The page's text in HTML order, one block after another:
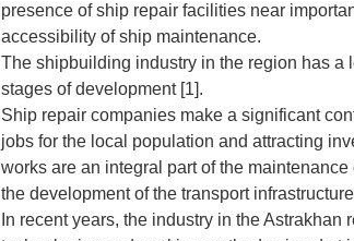
presence of ship repair facilities near
accessibility of ship maintenance.
The shipbuilding industry in the region has a
stages of development [1].
Ship repair companies make a significant
jobs for the local population and attracting
works are an integral part of the
the development of the transport
In recent years, the industry in the